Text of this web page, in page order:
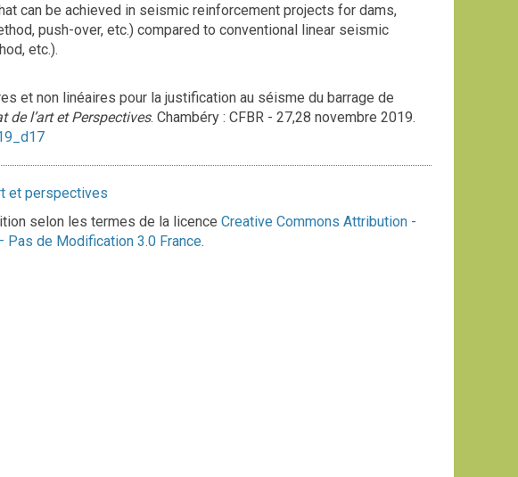
can be achieved in seismic reinforcement projects for dams,
push-over, etc.) compared to conventional linear seismic
etc.).
et non linéaires pour la justification au séisme du barrage de
de l’art et Perspectives. Chambéry : CFBR - 27,28 novembre 2019.
et perspectives
selon les termes de la licence Creative Commons Attribution -
Pas de Modification 3.0 France.